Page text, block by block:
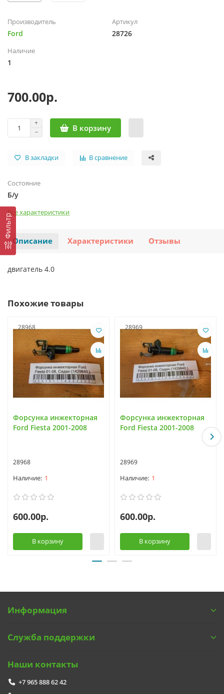
Фильтр
Производитель
Ford
Артикул
28726
Наличие
1
700.00р.
В корзину
В закладки В сравнение
Состояние
Б/у
Все характеристики
Описание Характеристики Отзывы
двигатель 4.0
Похожие товары
28968
Форсунка инжекторная
Ford Fiesta 2001-2008
28968
1
600.00р.
В корзину
28969
Форсунка инжекторная
Ford Fiesta 2001-2008
28969
1
600.00р.
В корзину
Информация
Служба поддержки
Наши контакты
+7 965 888 62 42